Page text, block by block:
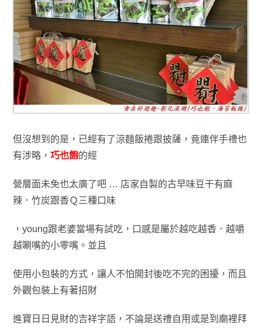
但沒想到的是 ， 已經有了涼麵飯捲跟披薩 ，竟連伴手禮也
有涉略， 巧也飽的經
營層面未免也太廣了吧 … 店家自製的古早味豆干有麻
辣．竹炭跟香Ｑ 三種口 味
，young跟老婆當場有試吃，口感是屬於越吃越香．越嚼
越唰嘴的小零嘴。並且
使用小包裝的方式， 讓人不怕開封後吃不完的困擾，而 且
外觀包裝上有著招財
進寶日日見財的吉祥字語，不論是送禮自用或是到廟裡拜